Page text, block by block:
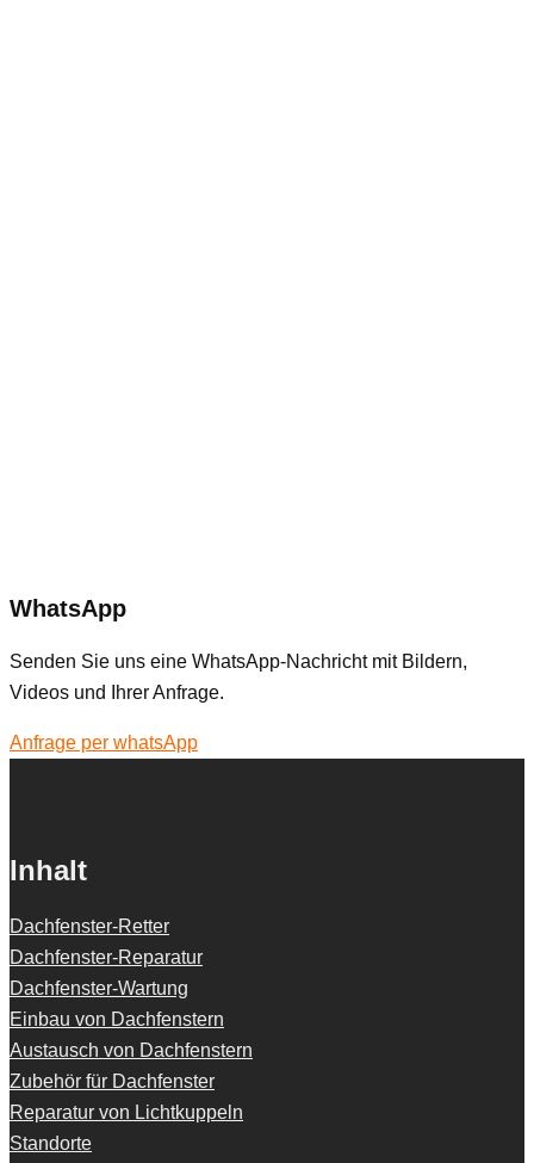
WhatsApp
Senden Sie uns eine WhatsApp-Nachricht mit Bildern,
Videos und Ihrer Anfrage.
Anfrage per whatsApp
Inhalt
Dachfenster-Retter
Dachfenster-Reparatur
Dachfenster-Wartung
Einbau von Dachfenstern
Austausch von Dachfenstern
Zubehör für Dachfenster
Reparatur von Lichtkuppeln
Standorte